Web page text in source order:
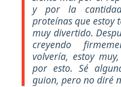
y por la
proteínas que estoy
muy divertido.
creyendo
volvería, estoy
por esto. Sé
guion, pero no diré